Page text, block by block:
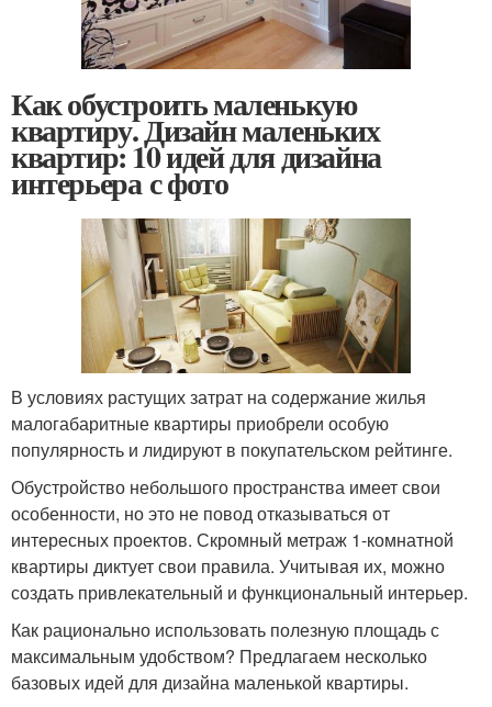
Как обустроить маленькую
квартиру. Дизайн маленьких
квартир: 10 идей для дизайна
интерьера с фото
В условиях растущих затрат на содержание жилья
малогабаритные квартиры приобрели особую
популярность и лидируют в покупательском рейтинге.
Обустройство небольшого пространства имеет свои
особенности, но это не повод отказываться от
интересных проектов. Скромный метраж 1-комнатной
квартиры диктует свои правила. Учитывая их, можно
создать привлекательный и функциональный интерьер.
Как рационально использовать полезную площадь с
максимальным удобством? Предлагаем несколько
базовых идей для дизайна маленькой квартиры.